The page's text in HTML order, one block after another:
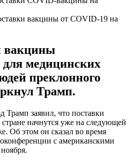
вакцины от COVID-19 на
вакцины
медицинских
преклонного
Трамп.
заявил, что поставки
начнутся уже на следующей
Об этом он сказал во время
с американскими